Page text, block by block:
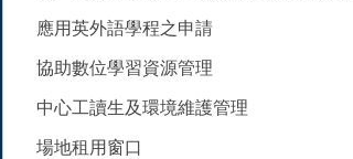
應用英外語學程之申請
協助數位學習資源管理
中心工讀生及環境維護管理
場地租用窗口